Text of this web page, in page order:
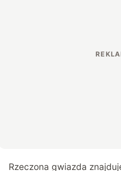
Rzeczona gwiazda